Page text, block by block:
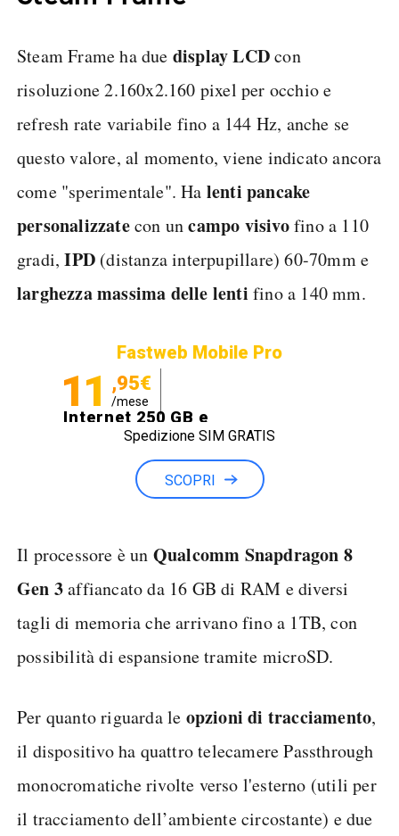
Steam Frame ha due displayLCDcon
risoluzione 2.160x2.160 pixel per occhio e
refresh rate variabile fino a 144 Hz, anche se
questo valore, al momento, viene indicato ancora
come "sperimentale". Ha lentipancake
personalizzatecon uncampo visivofino a 110
gradi,IPD (distanza interpupillare) 60-70mm e
larghezza massima delle lenti fino a 140 mm.
Fastweb Mobile Pro
11 ,95€
/mese
Internet 250 GB e
Minuti illimitati
Spedizione SIM GRATIS
SCOPRI
Il processore è un Qualcomm Snapdragon 8
Gen 3affiancato da 16 GB di RAM e diversi
tagli di memoria che arrivano fino a 1TB, con
possibilità di espansione tramite microSD.
Per quanto riguarda le opzionidi tracciamento,
il dispositivo ha quattro telecamere Passthrough
monocromatiche rivolte verso l'esterno (utili per
il tracciamento dell’ambiente circostante) e due